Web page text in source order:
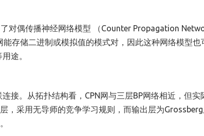
对偶传播神经网络模型 （Counter Propagation
存储二进制或模拟值的模式对，因此这种网络模型也
途。
接。从拓扑结构看，CPN网与三层BP网络相近，但实
，采用无导师的竞争学习规则，而输出层为